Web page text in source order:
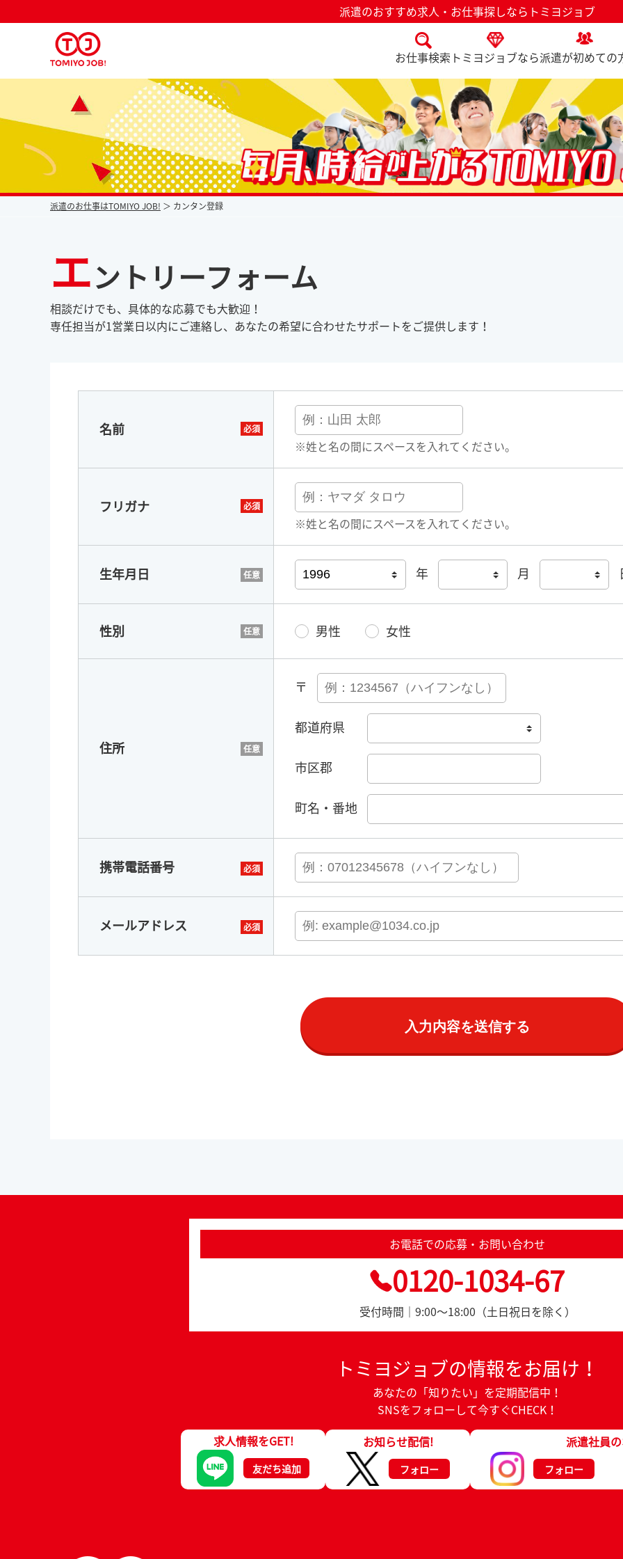
派遣のおすすめ求人・お仕事探しならトミヨジョブ
お仕事検索 トミヨジョブなら派遣が初めての
派遣なら毎月時給が上がるトミヨジョブ
派遣のお仕事はTOMIYO JOB! カンタン登録
エントリーフォーム
相談だけでも、具体的な応募でも大歓迎！
専任担当が1営業日以内にご連絡し、あなたの希望に合わせたサポートをご提供します！
名前
※姓と名の間にスペースを入れてください。
フリガナ
※姓と名の間にスペースを入れてください。
生年月日 年 月
性別 男性 女性
住所
〒
都道府県
市区郡
町名・番地
携帯電話番号
メールアドレス
お電話での応募・お問い合わせ
0120-1034-67
受付時間｜9:00～18:00（土日祝日を除く）
トミヨジョブの情報をお届け！
あなたの「知りたい」を定期配信中！
SNSをフォローして今すぐCHECK！
求人情報をGET!
友だち追加
お知らせ配信!
フォロー
派遣社員
フォロー